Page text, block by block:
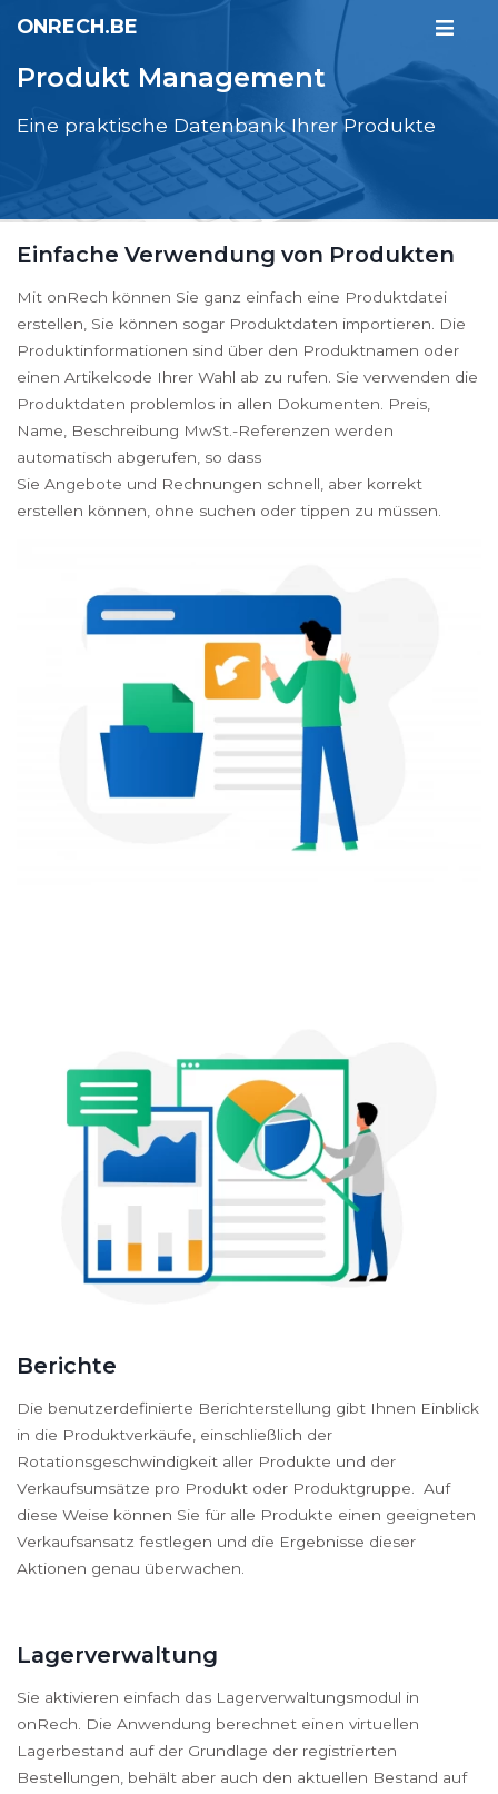
ONRECH.BE
Produkt Management
Eine praktische Datenbank Ihrer Produkte
Einfache Verwendung von Produkten
Mit onRech können Sie ganz einfach eine Produktdatei
erstellen, Sie können sogar Produktdaten importieren. Die
Produktinformationen sind über den Produktnamen oder
einen Artikelcode Ihrer Wahl ab zu rufen. Sie verwenden die
Produktdaten problemlos in allen Dokumenten. Preis,
Name, Beschreibung MwSt.-Referenzen werden
automatisch abgerufen, so dass
Sie Angebote und Rechnungen schnell, aber korrekt
erstellen können, ohne suchen oder tippen zu müssen.
Berichte
Die benutzerdefinierte Berichterstellung gibt Ihnen Einblick
in die Produktverkäufe, einschließlich der
Rotationsgeschwindigkeit aller Produkte und der
Verkaufsumsätze pro Produkt oder Produktgruppe. Auf
diese Weise können Sie für alle Produkte einen geeigneten
Verkaufsansatz festlegen und die Ergebnisse dieser
Aktionen genau überwachen.
Lagerverwaltung
Sie aktivieren einfach das Lagerverwaltungsmodul in
onRech. Die Anwendung berechnet einen virtuellen
Lagerbestand auf der Grundlage der registrierten
Bestellungen, behält aber auch den aktuellen Bestand auf